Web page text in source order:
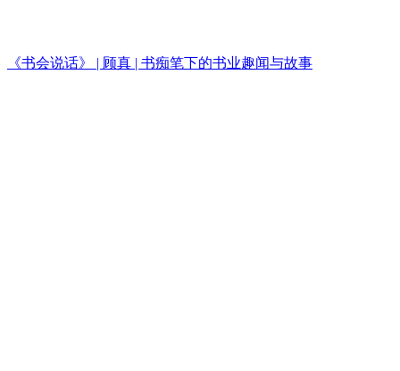
《书会说话》 | 顾真 | 书痴笔下的书业趣闻与故事